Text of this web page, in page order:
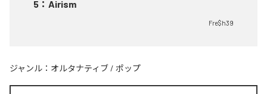
5 ： Airism
Fre$h39
ジャンル： オルタナティブ / ポップ